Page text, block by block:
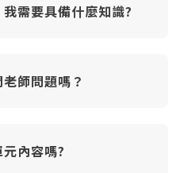
需要具備什麼知識?
師問題嗎？
內容嗎?